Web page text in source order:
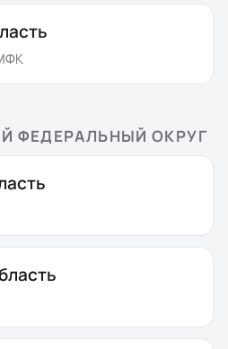
ФЕДЕРАЛЬНЫЙ ОКРУГ